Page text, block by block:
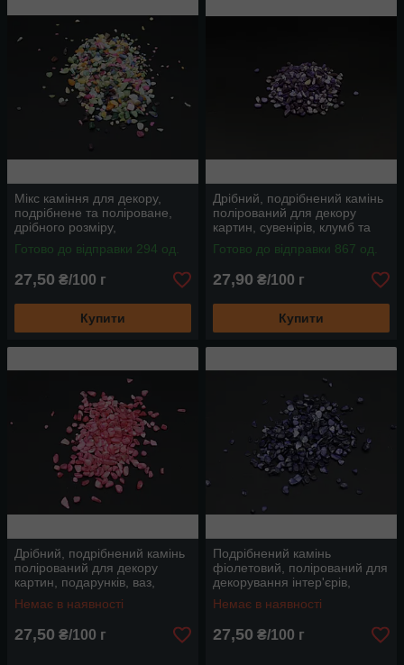
Мікс каміння для декору,
подрібнене та поліроване,
дрібного розміру,
різнокольорове, від 100 г
Готово до відправки 294 од.
27,50 ₴/100 г
Купити
Дрібний, подрібнений камінь
полірований для декору
картин, сувенірів, клумб та
інтер'єрів, колір бузок
Готово до відправки 867 од.
27,90 ₴/100 г
Купити
Дрібний, подрібнений камінь
полірований для декору
картин, подарунків, ваз,
клумб та інтер'єрів, колір
рожевий
Немає в наявності
27,50 ₴/100 г
Подрібнений камінь
фіолетовий, полірований для
декорування інтер'єрів,
дрібного розміру, від 100 г
Немає в наявності
27,50 ₴/100 г